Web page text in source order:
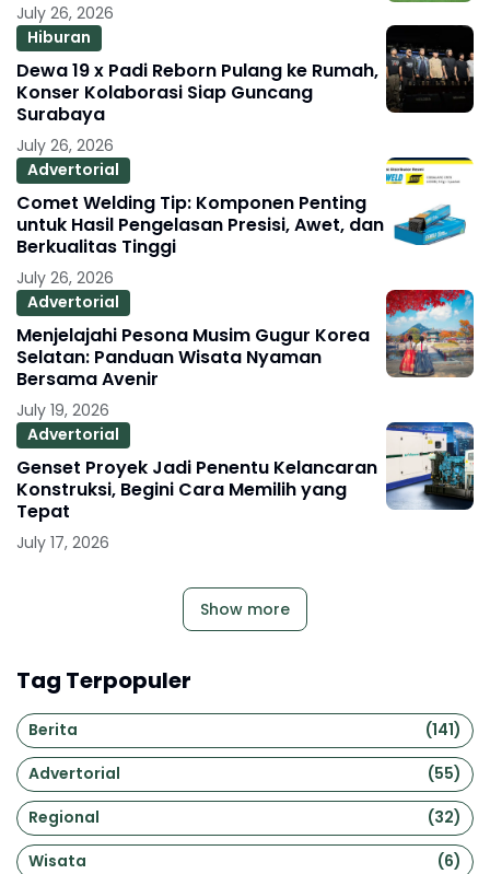
July 26, 2026
Hiburan
Dewa 19 x Padi Reborn Pulang ke Rumah,
Konser Kolaborasi Siap Guncang
Surabaya
July 26, 2026
Advertorial
Comet Welding Tip: Komponen Penting
untuk Hasil Pengelasan Presisi, Awet, dan
Berkualitas Tinggi
July 26, 2026
Advertorial
Menjelajahi Pesona Musim Gugur Korea
Selatan: Panduan Wisata Nyaman
Bersama Avenir
July 19, 2026
Advertorial
Genset Proyek Jadi Penentu Kelancaran
Konstruksi, Begini Cara Memilih yang
Tepat
July 17, 2026
Show more
Tag Terpopuler
Berita
(141)
Advertorial
(55)
Regional
(32)
Wisata
(6)